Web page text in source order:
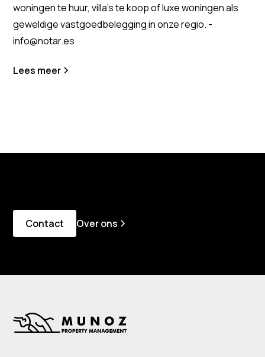
woningen te huur, villa's te koop of luxe woningen als
geweldige vastgoedbelegging in onze regio. -
info@notar.es
Lees meer
Contact Over ons